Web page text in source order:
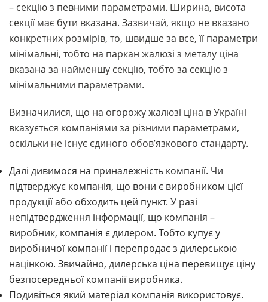
– секцію з певними параметрами. Ширина, висота
секції має бути вказана. Зазвичай, якщо не вказано
конкретних розмірів, то, швидше за все, її параметри
мінімальні, тобто на паркан жалюзі з металу ціна
вказана за найменшу секцію, тобто за секцію з
мінімальними параметрами.
Визначилися, що на огорожу жалюзі ціна в Україні
вказується компаніями за різними параметрами,
оскільки не існує єдиного обов’язкового стандарту.
Далі дивимося на приналежність компанії. Чи
підтверджує компанія, що вони є виробником цієї
продукції або обходить цей пункт. У разі
непідтвердження інформації, що компанія –
виробник, компанія є дилером. Тобто купує у
виробничої компанії і перепродає з дилерською
націнкою. Звичайно, дилерська ціна перевищує ціну
безпосередньої компанії виробника.
Подивіться який матеріал компанія використовує.